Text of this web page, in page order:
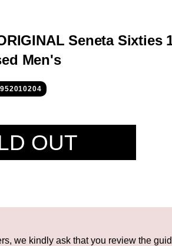
Seneta Sixties
Men's
OUT
we kindly ask that you review the